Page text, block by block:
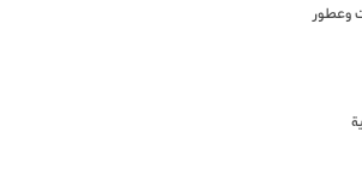
وعطور